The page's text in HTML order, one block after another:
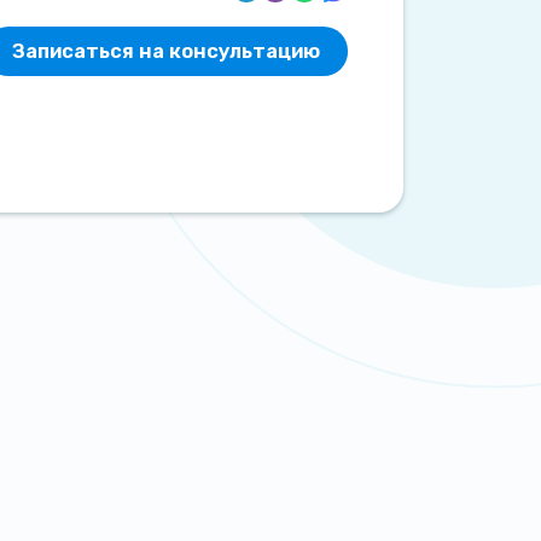
Записаться на консультацию